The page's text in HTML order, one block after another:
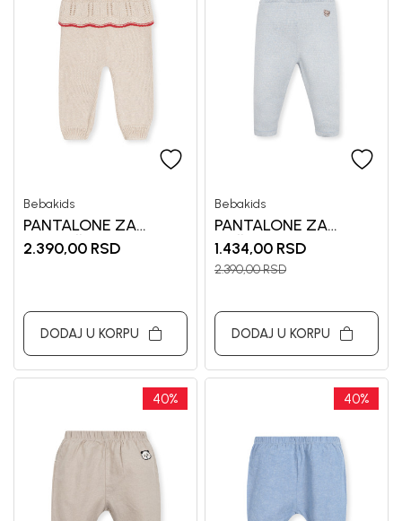
Bebakids
PANTALONE ZA
DEVOJČICE BEBAKIDS
2.390,00 RSD
DODAJ U KORPU
Bebakids
PANTALONE ZA
DEČAKE GIO
1.434,00 RSD
2.390,00RSD
DODAJ U KORPU
40% 40%